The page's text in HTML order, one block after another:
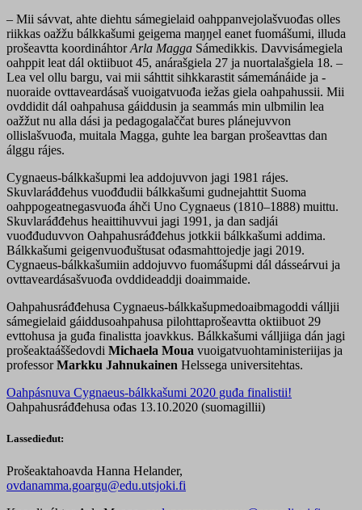
– Mii sávvat, ahte diehtu sámegielaid oahppanvejolašvuođas olles
riikkas oažžu bálkkašumi geigema maŋŋel eanet fuomášumi, illuda
prošeavtta koordináhtorArla Magga Sámedikkis. Davvisámegiela
oahppit leat dál oktiibuot 45, anárašgiela 27 ja nuortalašgiela 18. –
Lea vel ollu bargu, vai mii sáhttit sihkkarastit sámemánáide ja -
nuoraide ovttaveardásaš vuoigatvuođa iežas giela oahpahussii. Mii
ovddidit dál oahpahusa gáiddusin ja seammás min ulbmilin lea
oažžut nu alla dási ja pedagogalaččat bures plánejuvvon
ollislašvuođa, muitala Magga, guhte lea bargan prošeavttas dan
álggu rájes.
Cygnaeus-bálkkašupmi lea addojuvvon jagi 1981 rájes.
Skuvlaráđđehus vuođđudii bálkkašumi gudnejahttit Suoma
oahppogeatnegasvuođa áhči Uno Cygnaeus (1810–1888) muittu.
Skuvlaráđđehus heaittihuvvui jagi 1991, ja dan sadjái
vuođđuduvvon Oahpahusráđđehus jotkkii bálkkašumi addima.
Bálkkašumi geigenvuođuštusat ođasmahttojedje jagi 2019.
Cygnaeus-bálkkašumiin addojuvvo fuomášupmi dál dásseárvui ja
ovttaveardásašvuođa ovddideaddji doaimmaide.
Oahpahusráđđehusa Cygnaeus-bálkkašupmedoaibmagoddi válljii
sámegielaid gáiddusoahpahusa pilohttaprošeavtta oktiibuot 29
evttohusa ja guđa finalistta joavkkus. Bálkkašumi válljiiga dán jagi
prošeaktaáššedovdi Michaela Moua vuoigatvuohtaministeriijas ja
professorMarkku Jahnukainen Helssega universitehtas.
Oahpásnuva Cygnaeus-bálkkašumi 2020 guđa finalistii!
Oahpahusráđđehusa ođas 13.10.2020 (suomagillii)
Lassedieđut:
Prošeaktahoavda Hanna Helander,
ovdanamma.goargu@edu.utsjoki.fi